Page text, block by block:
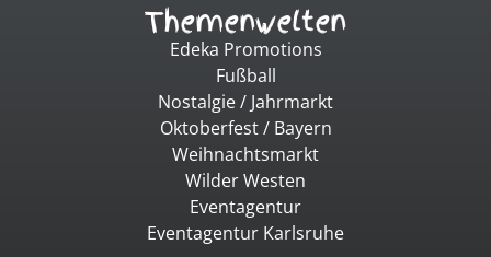
Themenwelten
Edeka Promotions
Fußball
Nostalgie / Jahrmarkt
Oktoberfest / Bayern
Weihnachtsmarkt
Wilder Westen
Eventagentur
Eventagentur Karlsruhe